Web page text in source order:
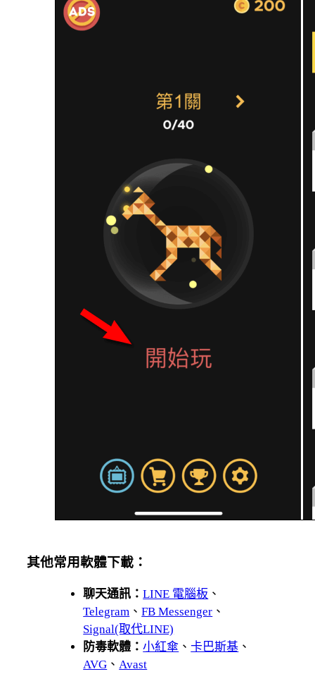
其他常用軟體下載：
聊天通訊：LINE 電腦板 、
Telegram 、FB Messenger 、
Signal(取代LINE)
防毒軟體：小紅傘 、卡巴斯基 、
AVG 、 Avast